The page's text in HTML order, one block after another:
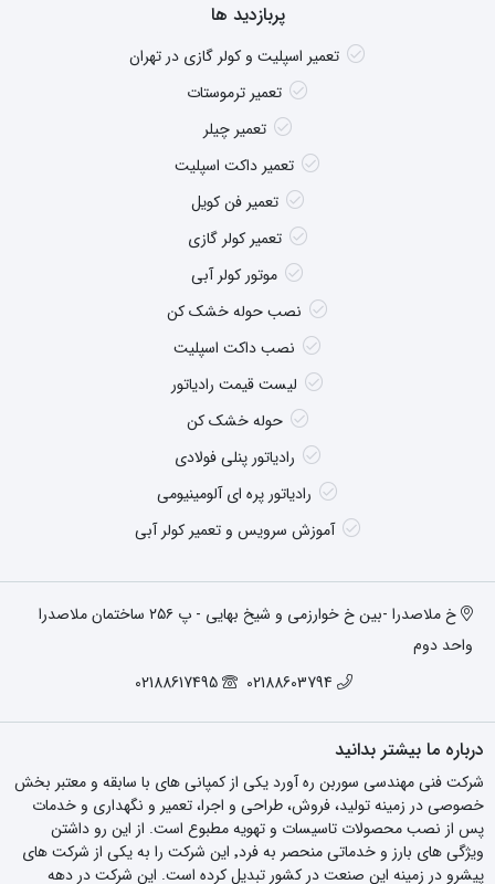
پربازدید ها
تعمیر اسپلیت و کولر گازی در تهران
تعمیر ترموستات
تعمیر چیلر
تعمیر داکت اسپلیت
تعمیر فن کویل
تعمیر کولر گازی
موتور کولر آبی
نصب حوله خشک کن
نصب داکت اسپلیت
لیست قیمت رادیاتور
حوله خشک کن
رادیاتور پنلی فولادی
رادیاتور پره ای آلومینیومی
آموزش سرویس و تعمیر کولر آبی
خ ملاصدرا -بین خ خوارزمی و شیخ بهایی - پ ۲۵۶ ساختمان ملاصدرا
واحد دوم
02188603794
02188617495
درباره ما بیشتر بدانید
شرکت فنی مهندسی سوربن ره آورد یکی از کمپانی های با سابقه و معتبر بخش
خصوصی در زمینه تولید، فروش، طراحی و اجرا، تعمیر و نگهداری و خدمات
پس از نصب محصولات تاسیسات و تهویه مطبوع است. از این رو داشتن
ویژگی های بارز و خدماتی منحصر به فرد٬ این شرکت را به یکی از شرکت های
پیشرو در زمینه این صنعت در کشور تبدیل کرده است. این شرکت در دهه